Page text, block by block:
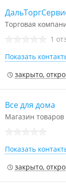
Торговая
1
Показать
закрыто,
Все для дома
Магазин
Показать
закрыто,